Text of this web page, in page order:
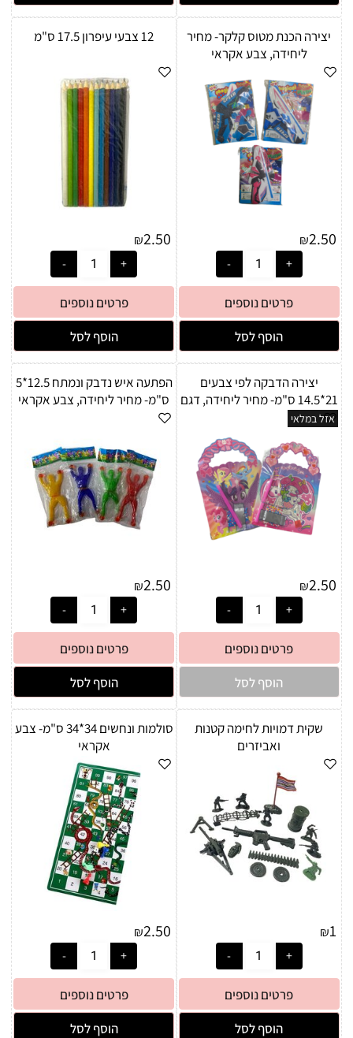
יצירה הכנת מטוס קלקר- מחיר
ליחידה, צבע אקראי
₪2.50
פרטים נוספים
הוסף לסל
12 צבעי עיפרון 17.5 ס"מ
₪2.50
פרטים נוספים
הוסף לסל
יצירה הדבקה לפי צבעים
21*14.5 ס"מ- מחיר ליחידה, דגם
אזל במלאי
₪2.50
פרטים נוספים
הוסף לסל
הפתעה איש נדבק ונמתח 12.5*5
ס"מ- מחיר ליחידה, צבע אקראי
₪2.50
פרטים נוספים
הוסף לסל
שקית דמויות לחימה קטנות
ואביזרים
₪1
פרטים נוספים
הוסף לסל
סולמות ונחשים 34*34 ס"מ- צבע
אקראי
₪2.50
פרטים נוספים
הוסף לסל